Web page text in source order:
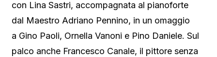
con Lina Sastri, accompagnata al pianoforte
dal Maestro Adriano Pennino, in un omaggio
a Gino Paoli, Ornella Vanoni e Pino Daniele. Sul
palco anche Francesco Canale, il pittore senza